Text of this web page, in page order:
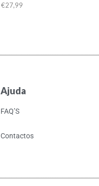
€27,99
Ajuda
FAQ’S
Contactos